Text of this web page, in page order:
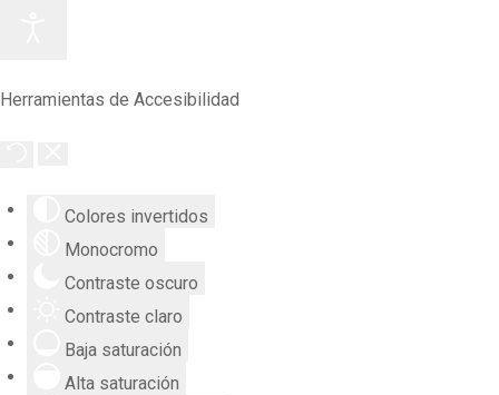
Herramientas de Accesibilidad
Colores invertidos
Monocromo
Contraste oscuro
Contraste claro
Baja saturación
Alta saturación